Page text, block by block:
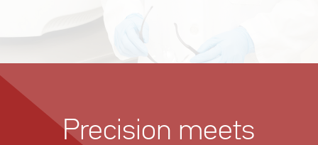
Precision meets